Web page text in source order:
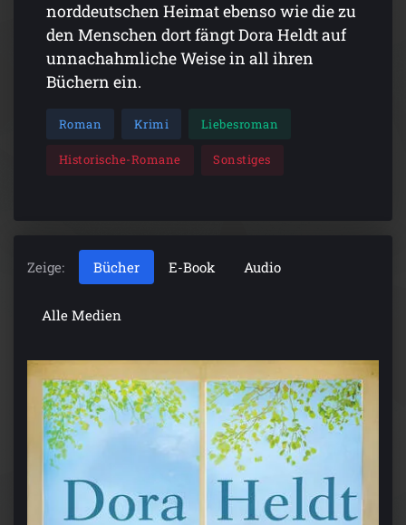
norddeutschen Heimat ebenso wie die zu
den Menschen dort fängt Dora Heldt auf
unnachahmliche Weise in all ihren
Büchern ein.
Roman Krimi Liebesroman
Historische-Romane Sonstiges
Zeige: Bücher E-Book Audio
Alle Medien